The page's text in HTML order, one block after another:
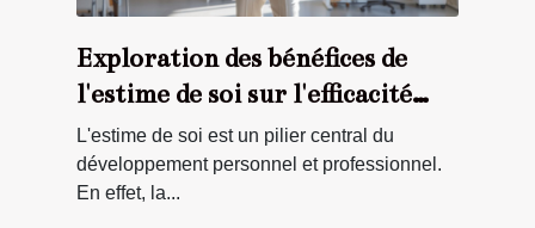
Exploration des bénéfices de
l'estime de soi sur l'efficacité
professionnelle
L'estime de soi est un pilier central du
développement personnel et professionnel.
En effet, la...